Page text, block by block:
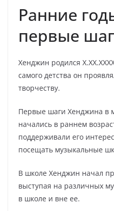
Ранние
первые
Хенджин родился
самого детства он
творчеству.
Первые шаги Хенджина в
начались в раннем
поддерживали его
посещать музыкальные
В школе Хенджин начал
выступая на различных
в школе и вне ее.